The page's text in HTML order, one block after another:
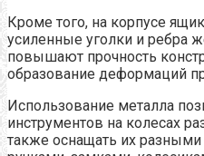
Кроме того, на корпусе
усиленные уголки и ребра
повышают прочность
образование деформаций
Использование металла
инструментов на колесах
также оснащать их